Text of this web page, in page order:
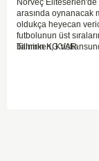
Norveç
arasında oynanacak
oldukça heyecan
futbolunun üst
bilinirken,
saha avantajını
ve kadro kalitesi
performans
Tahmin KG VAR